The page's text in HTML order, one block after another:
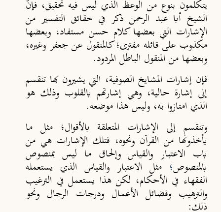
يتكلمون بنوع من الوعظ الذي ليس فيه تحقيق، فإنّ
الشيخ أبا عبد الرحمن ذكر في حقائق التفسير من
الإشارات التي بعضها كلام حسن مستفاد، وبعضها
مكذوب على قائله مفترى؛ كالمنقول عن جعفر وغيره،
وبعضها من المنقول الباطل المردود.
فإن إشارات المشايخ الصوفية، التي يشيرون بها تنقسم
إلى إشارة حالية، وهي إشارتهم بالقلوب وذلك هو
الذي امتازوا به، وليس هذا موضعه.
وتنقسم إلى الإشارات المتعلقة بالأقوال؛ مثل ما
يأخذونها من القرآن ونحوه، فتلك الإشارات هي من
باب الاعتبار والقياس وإلحاق ما ليس بمنصوص
بالمنصوص؛ مثل الاعتبار والقياس الذي يستعمله
الفقهاء في الأحكام، لكن هذا يستعمل في الترغيب
والترهيب وفضائل الأعمال ودرجات الرجال ونحو
ذلك: